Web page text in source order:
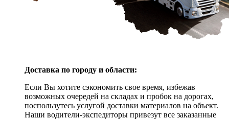
Доставка по городу и области:
Если Вы хотите сэкономить свое время, избежав
возможных очередей на складах и пробок на дорогах,
поспользутесь услугой доставки материалов на объект.
Наши водители-экспедиторы привезут все заказанные